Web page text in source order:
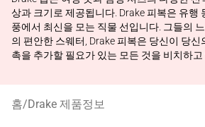
상과 크기로 제공됩니다. Drake 피복은 유행
풍에서 최신을 모는 직물 선입니다. 그들의
의 편안한 스웨터, Drake 피복은 당신이 당신
촉을 추가할 필요가 있는 모든 것을 비치하고
홈/Drake 제품정보